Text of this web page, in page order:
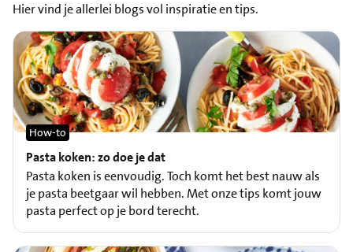
Hier vind je allerlei blogs vol inspiratie en tips.
Pasta koken: zo doe je dat
How-to
Pasta koken is eenvoudig. Toch komt het best nauw als
je pasta beetgaar wil hebben. Met onze tips komt jouw
pasta perfect op je bord terecht.